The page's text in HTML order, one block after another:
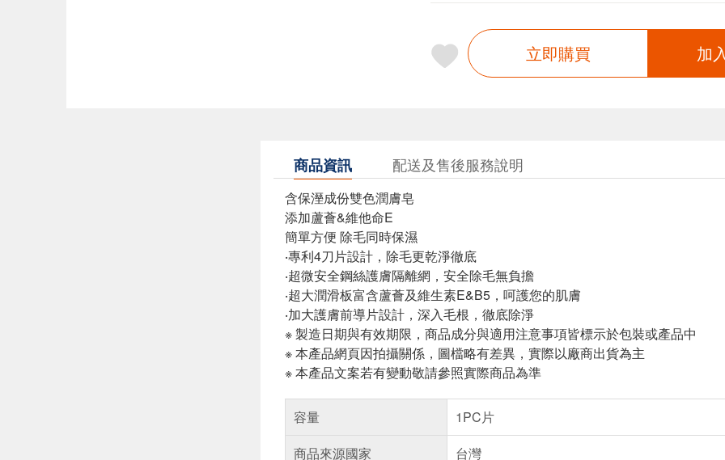
立即購買 加
商品資訊 配送及售後服務說明
含保溼成份雙色潤膚皂
添加蘆薈&維他命E
簡單方便 除毛同時保濕
‧專利4刀片設計，除毛更乾淨徹底
‧超微安全鋼絲護膚隔離網，安全除毛無負擔
‧超大潤滑板富含蘆薈及維生素E&B5，呵護您的肌膚
‧加大護膚前導片設計，深入毛根，徹底除淨
※ 製造日期與有效期限，商品成分與適用注意事項皆標示於包裝或產品中
※ 本產品網頁因拍攝關係，圖檔略有差異，實際以廠商出貨為主
※ 本產品文案若有變動敬請參照實際商品為準
容量
1PC片
商品來源國家
台灣